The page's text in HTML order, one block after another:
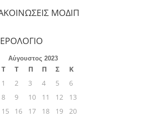
ΜΟΔΙΠ
Αύγουστος 2023
Τ Τ Π Π Σ
Κ
1
2 3 4 5
6
8 9 10 11 12
13
15 16 17 18 19
20